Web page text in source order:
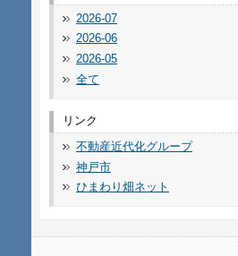
2026-07
2026-06
2026-05
全て
リンク
不動産近代化グループ
神戸市
ひまわり畑ネット